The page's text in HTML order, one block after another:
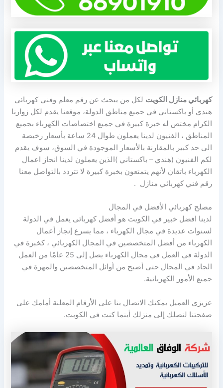
كهربائي منازل الكويت لكل من يبحث عن رقم معلم وفني كهربائي
هندي أو باكستاني في جميع مناطق الدولة، موقعنا يقدم لكل زوارنا
الكرام مختص له خبرة كبيرة في جميع اختصاصات الكهرباء بجميع
المناطق ، الفنيون لدينا يعملون طوال 24 ساعة بأسعار رخيصة
الى حد كبير بالمقارنة بالأسعار الموجودة في السوق، سوف يقدم
لكم الفنيون (هندي – باكستاني )الذين يعملون لدينا انجاز اعمال
الكهرباء باتقان لأنهم يتمتعون بخبرة كبيرة لا تتردد بالتواصل معنا
رقم فني كهربائي منازل .
مصلح كهربائي الأفضل في المجال
لدينا افضل خبير في الكويت هو أفضل كهربائى يعمل في الدولة
لسنوات عديدة في مجال الكهرباء ، مما يسرع إنجاز أعمال
الكهرباء من أفضل المتخصصين في المجال الكهربائي ، كخبرة في
الدولة في العمل في مجال الكهرباء يصل إلى 25 عامًا من العمل
الجاد في المجال حتى أصبح من أوائل المتخصصين والمهرة في
جميع الأمور الكهربائية.
عزيزي العميل يمكنك الاتصال بنا على الأرقام المعلنة أمامك على
صفحتنا لنصلك إلى منزلك أينما كنت في الكويت.